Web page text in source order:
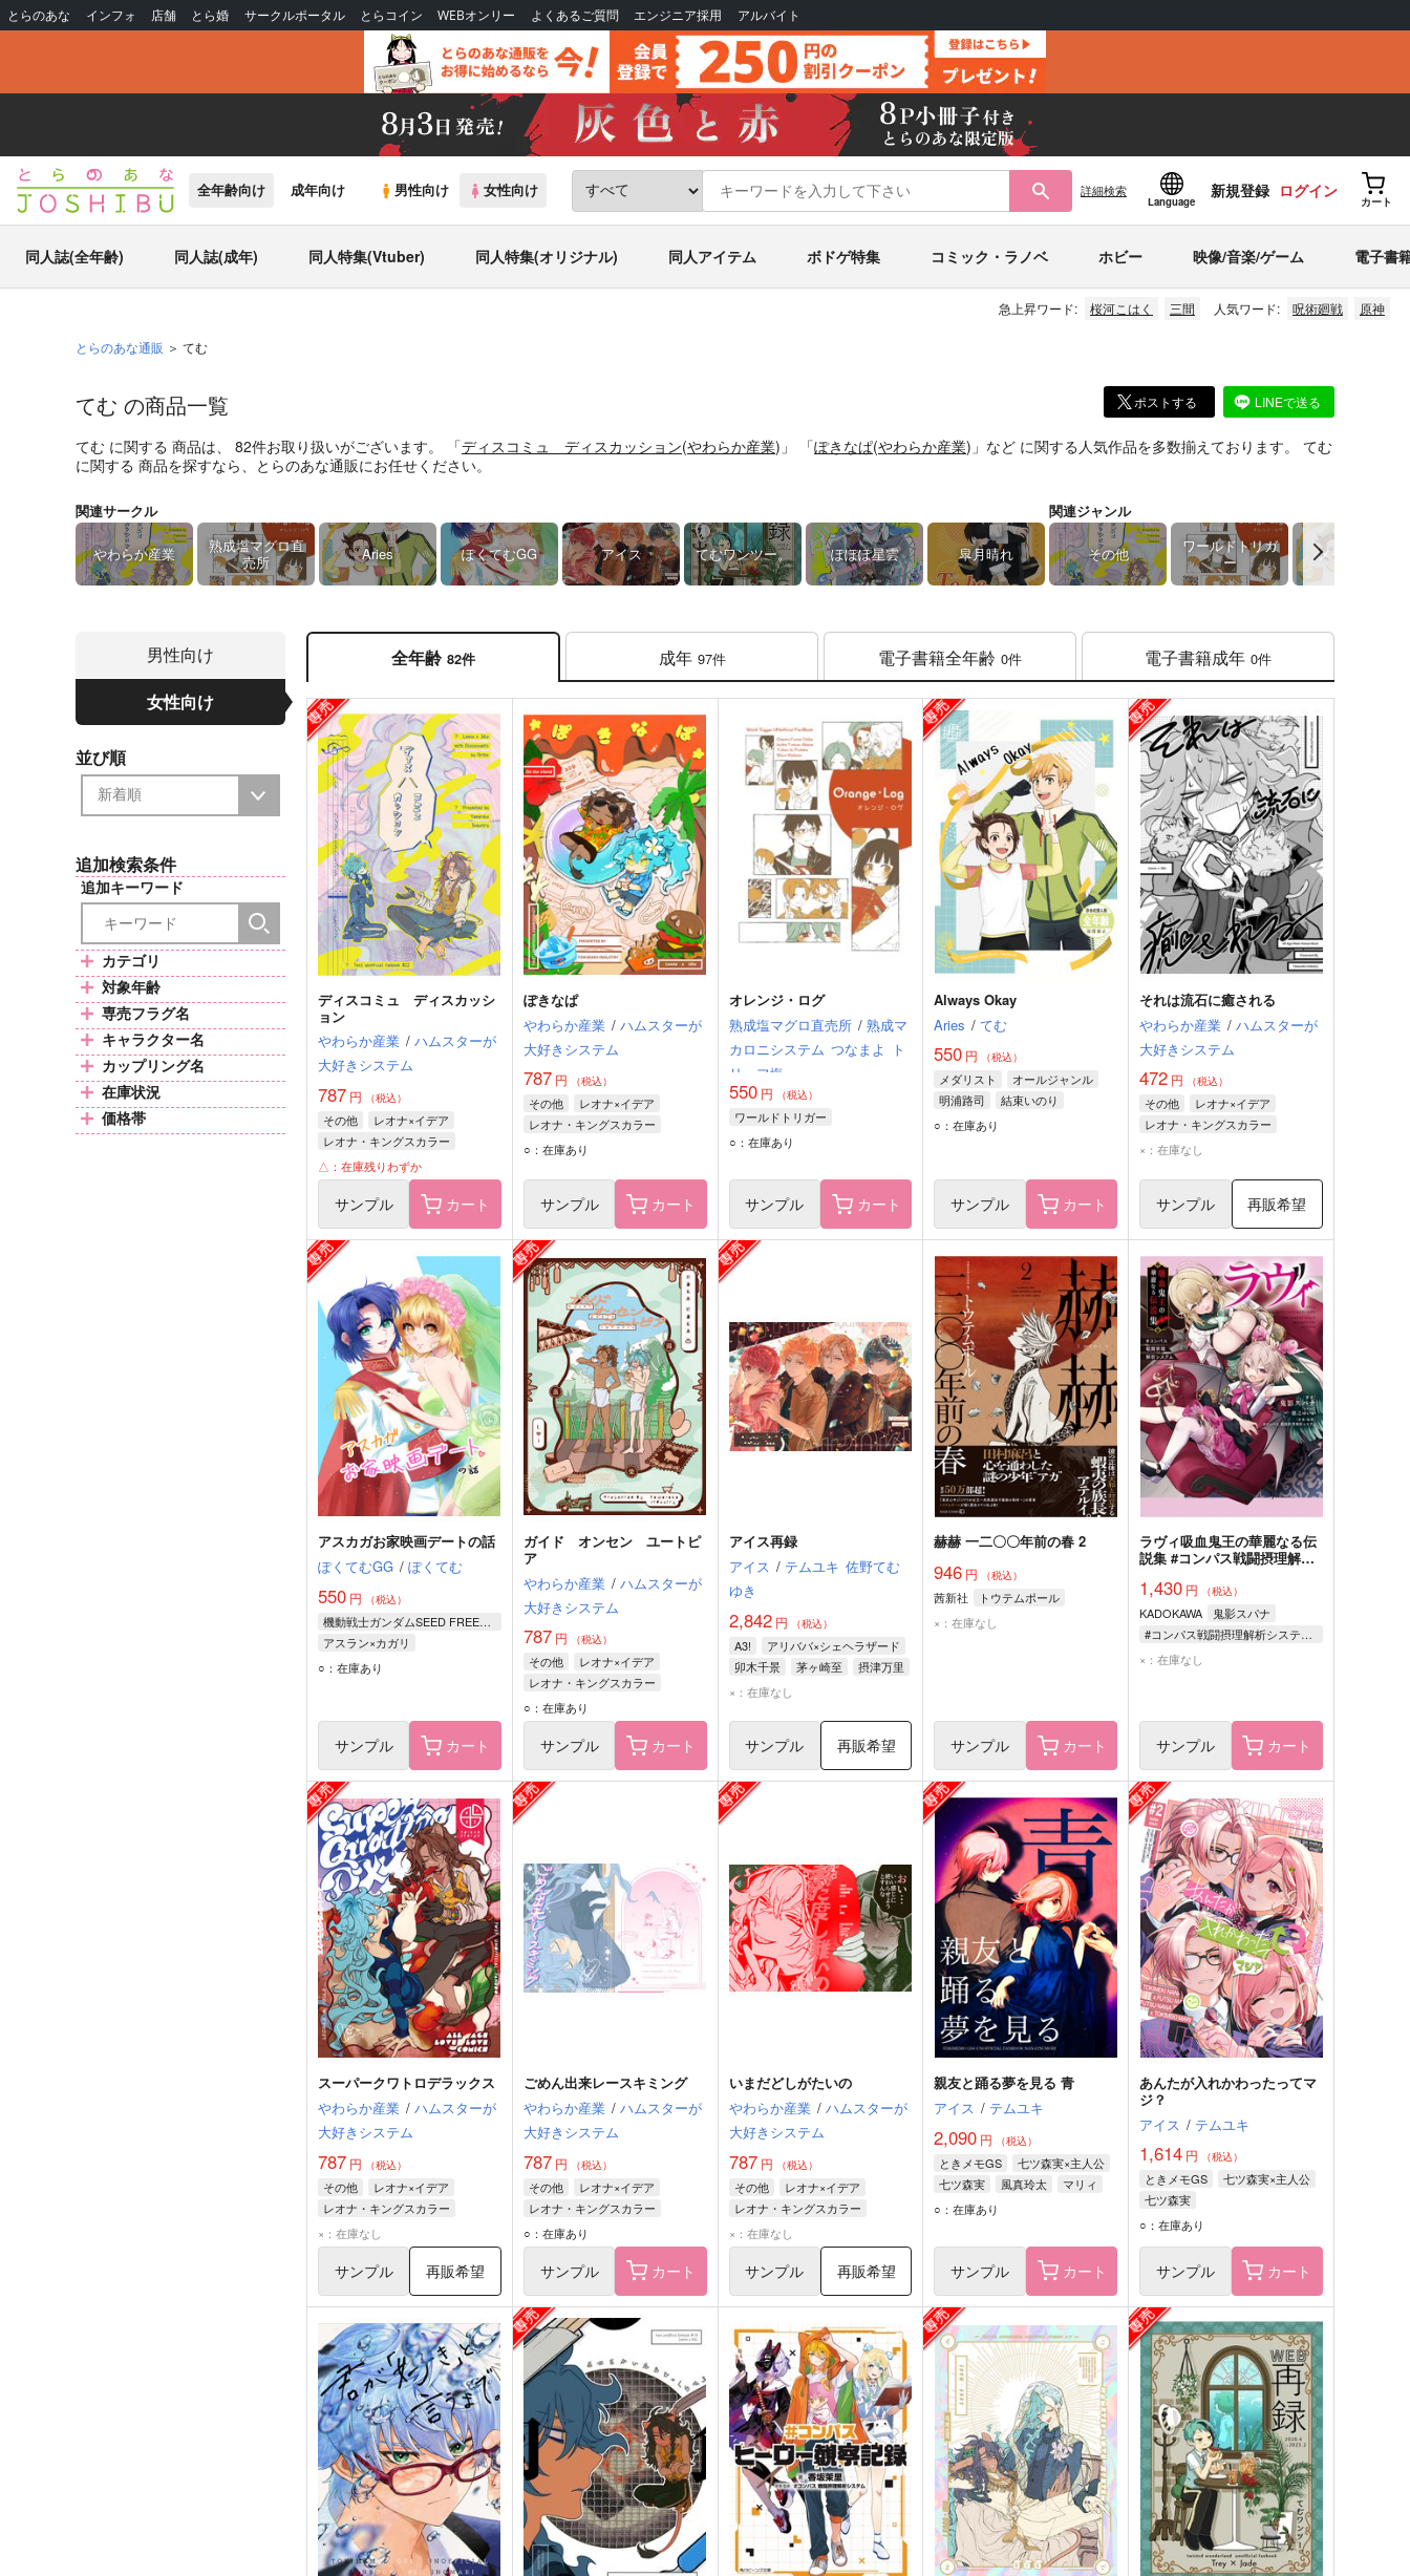
とらのあな インフォ 店舗 とら婚 サークルポータル とらコイン WEBオンリー よくあるご質問 エンジニア採用 アルバイト
全年齢向け 成年向け 男性向け 女性向け 詳細検索
Language
新規登録 ログイン
カート
同人誌(全年齢) 同人誌(成年) 同人特集(Vtuber) 同人特集(オリジナル) 同人アイテム ボドゲ特集 コミック・ラノベ ホビー 映像/音楽/ゲーム 電子書
急上昇ワード: 桜河こはく 三間 人気ワード: 呪術廻戦 原神
とらのあな通販 てむ
ポストする LINEで送る
てむ の商品一覧
てむ に関する 商品は、 82件お取り扱いがございます。 「ディスコミュ ディスカッション(やわらか産業)」 「ぽきなぱ(やわらか産業)」 など に関する人気作品を多数揃えております。 てむ
に関する 商品を探すなら、とらのあな通販にお任せください。
関連サークル
やわらか産業
熟成塩マグロ直
売所
Aries ぽくてむGG アイス てむワンツー。 ぽぽぽ星雲 皐月晴れ
関連ジャンル
その他
ワールドトリガ
ー
メダリスト
男性向け
女性向け
並び順
追加検索条件
追加キーワード
カテゴリ
対象年齢
専売フラグ名
キャラクター名
カップリング名
在庫状況
価格帯
全年齢 82件 成年 97件 電子書籍全年齢 0件 電子書籍成年 0件
ディスコミュ ディスカッシ
ョン
やわらか産業 / ハムスターが
大好きシステム
787 円 （税込）
その他
レオナ×イデア
レオナ・キングスカラー
イデア・シュラウド
△：在庫残りわずか
サンプル カート
ぽきなぱ
やわらか産業 / ハムスターが
大好きシステム
787円 （税込）
その他
レオナ×イデア
レオナ・キングスカラー
イデア・シュラウド
○：在庫あり
サンプル カート
オレンジ・ログ
熟成塩マグロ直売所 / 熟成マ
カロニシステム つなまよ
ト
リュフ塩
550円 （税込）
ワールドトリガー
○：在庫あり
サンプル カート
Always Okay
Aries / てむ
550 円 （税込）
メダリスト
オールジャンル
明浦路司
結束いのり
○：在庫あり
サンプル カート
それは流石に癒される
やわらか産業 / ハムスターが
大好きシステム
472 円 （税込）
その他
レオナ×イデア
レオナ・キングスカラー
イデア・シュラウド
×：在庫なし
サンプル 再販希望
アスカガお家映画デートの話
ぽくてむGG / ぽくてむ
550 円 （税込）
機動戦士ガンダムSEED FREEDOM
アスラン×カガリ
アスラン・ザラ
○：在庫あり
サンプル カート
ガイド オンセン ユートピ
ア
やわらか産業 / ハムスターが
大好きシステム
787円 （税込）
その他
レオナ×イデア
レオナ・キングスカラー
イデア・シュラウド
○：在庫あり
サンプル カート
アイス再録
アイス / テムユキ 佐野てむ
ゆき
2,842円 （税込）
A3!
アリババ×シェヘラザード
卯木千景
茅ヶ崎至
摂津万里
×：在庫なし
サンプル 再販希望
赫赫 一二〇〇年前の春 2
946 円 （税込）
茜新社
トウテムポール
×：在庫なし
サンプル カート
ラヴィ吸血鬼王の華麗なる伝
説集 #コンパス戦闘摂理解析
1,430 円 （税込）
KADOKAWA
鬼影スパナ
#コンパス戦闘摂理解析システム/原案・監修
×：在庫なし
サンプル カート
スーパークワトロデラックス
やわらか産業 / ハムスターが
大好きシステム
787 円 （税込）
その他
レオナ×イデア
レオナ・キングスカラー
イデア・シュラウド
×：在庫なし
サンプル 再販希望
ごめん出来レースキミング
やわらか産業 / ハムスターが
大好きシステム
787円 （税込）
その他
レオナ×イデア
レオナ・キングスカラー
イデア・シュラウド
○：在庫あり
サンプル カート
いまだどしがたいの
やわらか産業 / ハムスターが
大好きシステム
787円 （税込）
その他
レオナ×イデア
レオナ・キングスカラー
イデア・シュラウド
×：在庫なし
サンプル 再販希望
親友と踊る夢を見る 青
アイス / テムユキ
2,090 円 （税込）
ときメモGS
七ツ森実×主人公
七ツ森実
風真玲太
マリィ
○：在庫あり
サンプル カート
あんたが入れかわったってマ
ジ？
アイス / テムユキ
1,614 円 （税込）
ときメモGS
七ツ森実×主人公
七ツ森実
○：在庫あり
サンプル カート